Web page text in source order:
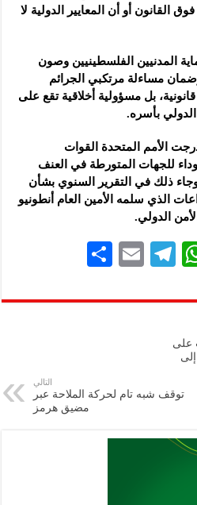
القانون أو أن المعايير الدولية لا
المدنيين الفلسطينيين وصون
مساءلة مرتكبي الجرائم
بل مسؤولية أخلاقية تقع على
بأسره.
أدرجت الأمم المتحدة القوات
للجهات المتورطة في العنف
ذلك في التقرير السنوي بشأن
الذي سلمه الأمين العام أنطونيو
الدولي.
W
at
A
p
Te
gr
E
ai
ar
على
التالي
توقف شبه تام لحركة الملاحة عبر
مضيق هرمز